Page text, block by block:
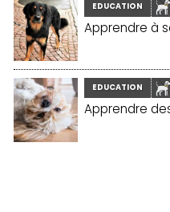
EDUCATION
Apprendre à
EDUCATION
Apprendre